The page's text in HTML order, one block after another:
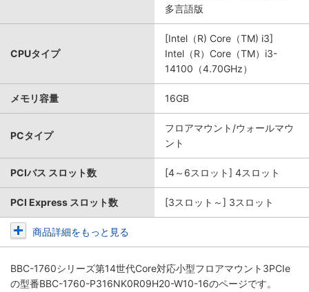
多言語版
CPUタイプ
[Intel（R) Core（TM) i3]
Intel（R）Core（TM）i3-
14100（4.70GHz）
メモリ容量 16GB
PCタイプ
フロアマウント/ウォールマウ
ント
PCIバス スロット数 [4～6スロット] 4スロット
PCI Express スロット数 [3スロット～] 3スロット
商品詳細をもっと見る
BBC-1760シリーズ第14世代Core対応小型フロアマウント3PCIe
の型番BBC-1760-P316NK0R09H20-W10-16のページです。